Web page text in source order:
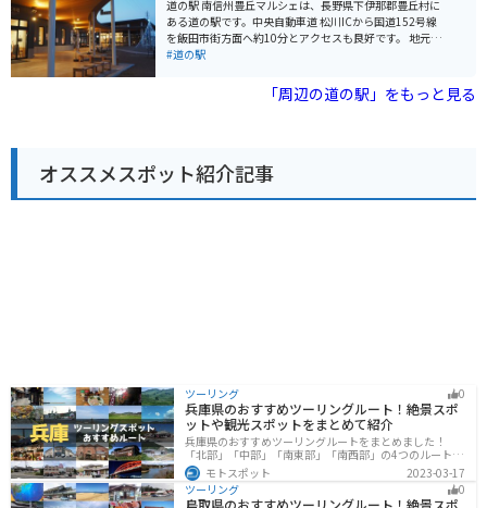
と10月には歌舞伎が上演されます。 バイクで訪れる場
合、道の駅には広い駐車場が完備されているので安心で
す。周辺には、南アルプスを望む絶景ポイントが点在し
道の駅 南信州豊丘マルシェは、長野県下伊那郡豊丘村に
ある道の駅です。中央自動車道 松川ICから国道152号線
を飯田市街方面へ約10分とアクセスも良好です。 地元産
の新鮮な野菜や果物が人気で、とれたての味が楽しめま
干し柿作り体験なども開催されます。レストランでは、
地元の食材を使った料理を味わうことができます。 バイ
適です。 周辺には、南アルプスの雄大な自然が広がって
おり、ハイキングやトレッキングなども楽しめます。ま
た、車で約20分の距離には、昼神温泉や阿智村などの観
#道の駅
「周辺の道の駅」をもっと見る
オススメスポット紹介記事
ツーリング 0
兵庫県のおすすめツーリングルート！絶景スポ
ットや観光スポットをまとめて紹介
兵庫県のおすすめツーリングルートをまとめました！
「北部」「中部」「南東部」「南西部」の4つのルート紹
介します。自然豊かな山を堪能できる北部と中部、街中
で海辺の南部と違った楽しみ方ができます。バイクで兵
庫県にツーリングに行く際は参考にしてください。
モトスポット
2023-03-17
ツーリング
0